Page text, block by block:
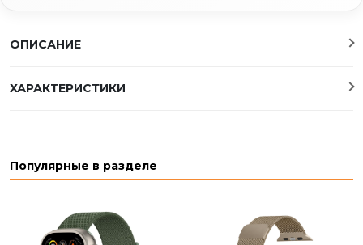
ОПИСАНИЕ
ХАРАКТЕРИСТИКИ
Популярные в разделе